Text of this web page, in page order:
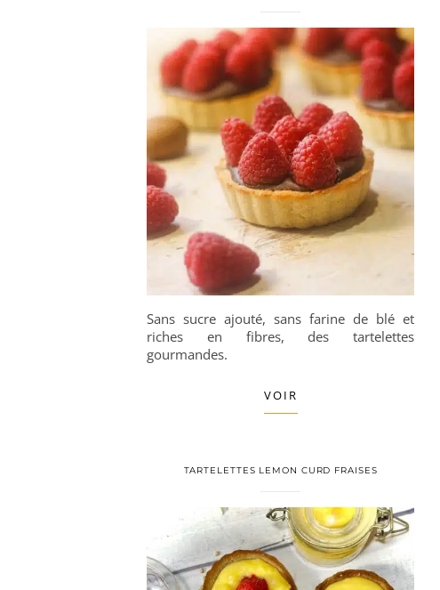
Sans sucre ajouté, sans farine de blé et
riches en fibres, des tartelettes
gourmandes.
VOIR
TARTELETTES LEMON CURD FRAISES